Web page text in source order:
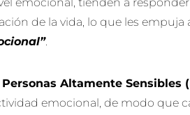
de la vida, lo que les empuja
.
Personas Altamente Sensibles
emocional, de modo que